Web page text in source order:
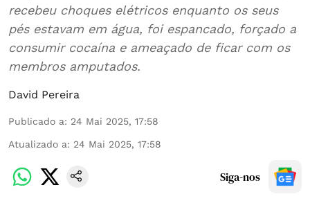
recebeu choques elétricos enquanto os seus
pés estavam em água, foi espancado, forçado a
consumir cocaína e ameaçado de ficar com os
membros amputados.
David Pereira
Publicado a: 24 Mai 2025, 17:58
Atualizado a: 24 Mai 2025, 17:58
Siga-nos